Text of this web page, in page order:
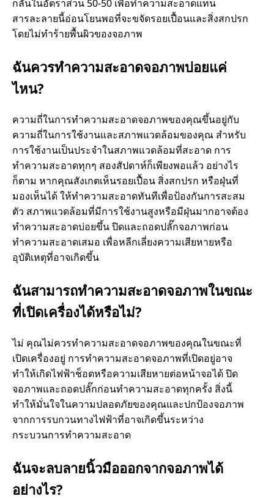
ด้
กลั่นในอัตราส่วน 50-50 เพื่อทำความสะอาดแทน
สารละลายนี้อ่อนโยนพอที่จะขจัดรอยเปื้อนและสิ่งสกปรก
โดยไม่ทำร้ายพื้นผิวของจอภาพ
ฉันควรทำความสะอาดจอภาพบ่อยแค่
ไหน?
ความถี่ในการทำความสะอาดจอภาพของคุณขึ้นอยู่กับ
ความถี่ในการใช้งานและสภาพแวดล้อมของคุณ สำหรับ
การใช้งานเป็นประจำในสภาพแวดล้อมที่สะอาด การ
ทำความสะอาดทุกๆ สองสัปดาห์ก็เพียงพอแล้ว อย่างไร
ก็ตาม หากคุณสังเกตเห็นรอยเปื้อน สิ่งสกปรก หรือฝุ่นที่
มองเห็นได้ ให้ทำความสะอาดทันทีเพื่อป้องกันการสะสม
ตัว สภาพแวดล้อมที่มีการใช้งานสูงหรือมีฝุ่นมากอาจต้อง
ทำความสะอาดบ่อยขึ้น ปิดและถอดปลั๊กจอภาพก่อน
ทำความสะอาดเสมอ เพื่อหลีกเลี่ยงความเสียหายหรือ
อุบัติเหตุที่อาจเกิดขึ้น
ฉันสามารถทำความสะอาดจอภาพในขณะ
ที่เปิดเครื่องได้หรือไม่?
ไม่ คุณไม่ควรทำความสะอาดจอภาพของคุณในขณะที่
เปิดเครื่องอยู่ การทำความสะอาดจอภาพที่เปิดอยู่อาจ
ทำให้เกิดไฟฟ้าช็อตหรือความเสียหายต่อหน้าจอได้ ปิด
จอภาพและถอดปลั๊กก่อนทำความสะอาดทุกครั้ง สิ่งนี้
ทำให้มั่นใจในความปลอดภัยของคุณและปกป้องจอภาพ
จากการรบกวนทางไฟฟ้าที่อาจเกิดขึ้นระหว่าง
กระบวนการทำความสะอาด
ฉันจะลบลายนิ้วมือออกจากจอภาพได้
อย่างไร?